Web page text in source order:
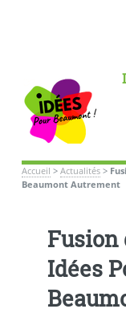
Accueil > Actualités>
Beaumont Autrement
Fusion
Idées